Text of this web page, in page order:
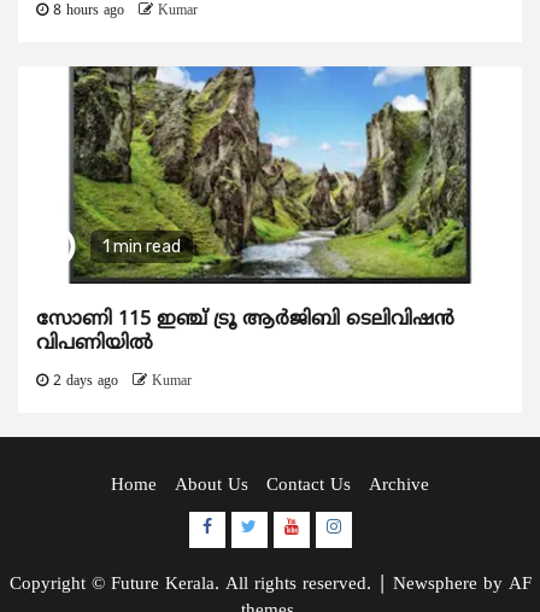
8 hours ago Kumar
1 min read
സോണി 115 ഇഞ്ച് ട്രൂ ആർജിബി ടെലിവിഷൻ
വിപണിയിൽ
2 days ago Kumar
Home About Us Contact Us Archive
Facebook
TwitterYoutubeInstagram
Copyright © Future Kerala. All rights reserved. Newsphere by AF